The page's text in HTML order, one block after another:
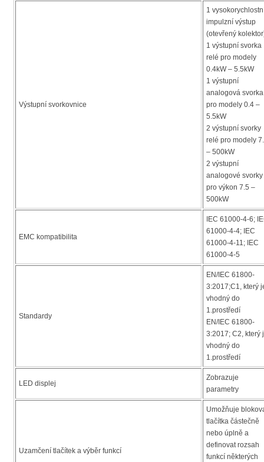
Výstupní svorkovnice
1
impulzní výstup
(otevřený
1 výstupní svorka
relé pro modely
0.4kW – 5.5kW
1 výstupní
analogová svorka
pro modely 0.4 –
5.5kW
2 výstupní svorky
relé pro modely
– 500kW
2 výstupní
analogové svorky
pro výkon 7.5 –
500kW
EMC kompatibilita
IEC 61000-4-6;
61000-4-4; IEC
61000-4-11; IEC
61000-4-5
Standardy
EN/IEC 61800-
3:2017;C1, který
vhodný do
1.prostředí
EN/IEC 61800-
3:2017; C2, který
vhodný do
1.prostředí
LED displej
Zobrazuje
parametry
Uzamčení tlačítek a výběr funkcí
Umožňuje
tlačítka částečně
nebo úplně a
definovat rozsah
funkcí některých